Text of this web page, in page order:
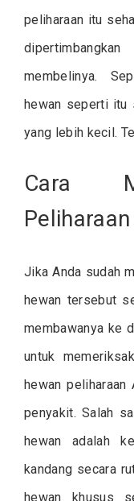
peliharaan itu
membelinya.
hewan seperti itu
yang lebih kecil.
Cara
Peliharaan
Jika Anda sudah
hewan tersebut
membawanya ke
untuk
hewan peliharaan
penyakit. Salah
hewan adalah
kandang secara
hewan khusus